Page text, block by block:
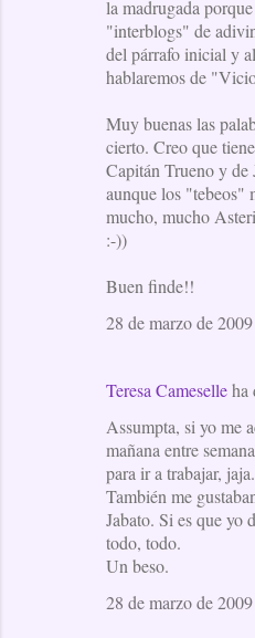
la madrugada
"interblogs" de
del párrafo inicial y
hablaremos de
Muy buenas las
cierto. Creo que
Capitán Trueno y de
aunque los "tebeos"
mucho, mucho
:-))
Buen finde!!
28 de marzo de
Teresa Cameselleha
Assumpta, si yo me
mañana entre
para ir a trabajar, jaja.
También me
Jabato. Si es que yo
todo, todo.
Un beso.
28 de marzo de